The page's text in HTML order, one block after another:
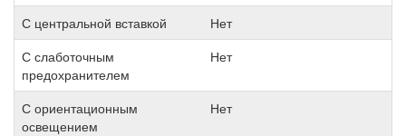
С центральной вставкой
Нет
С слаботочным
предохранителем
Нет
С ориентационным
освещением
Нет